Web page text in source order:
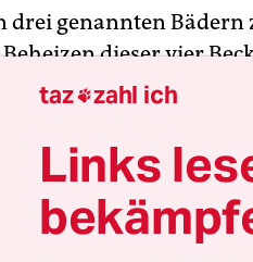
drei genannten
dieser vier
Euro, sagt Bäder-
im Neuköllner
sollten ursprünglich
will das
wie das beliebte
weiterhin
taz zahl ich
Links